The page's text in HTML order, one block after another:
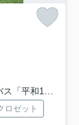
」 停歩11分
ロゼット